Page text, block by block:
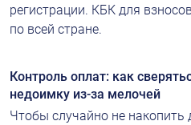
регистрации. КБК для
по всей стране.
Контроль оплат: как
недоимку из-за мелочей
Чтобы случайно не накопить